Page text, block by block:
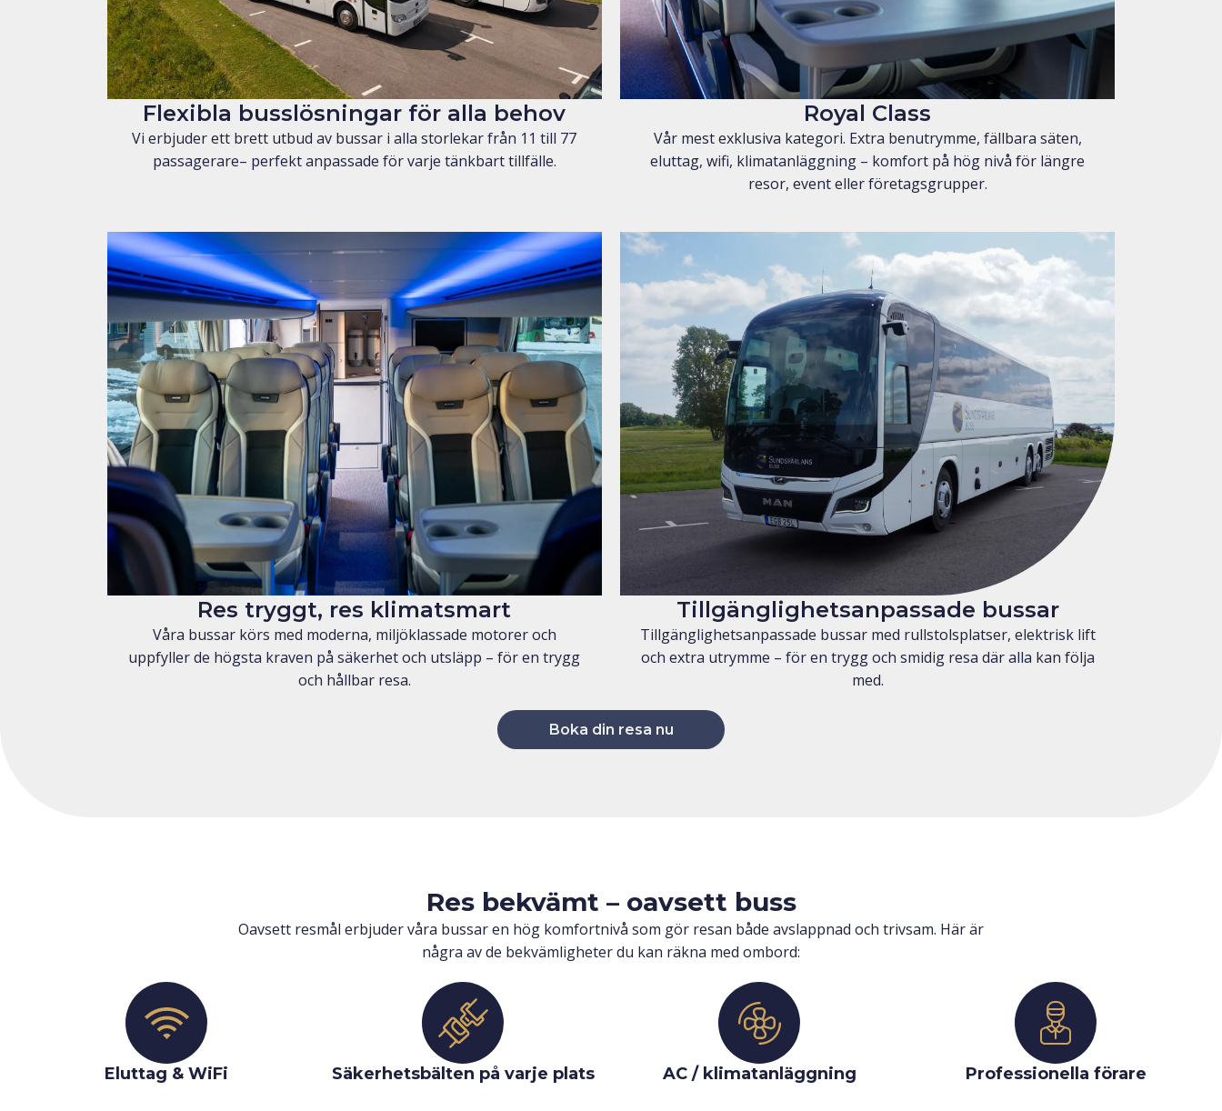
Flexibla busslösningar för alla behov
Vi erbjuder ett brett utbud av bussar i alla storlekar från 11 till 77
passagerare– perfekt anpassade för varje tänkbart tillfälle.
Royal Class
Vår mest exklusiva kategori. Extra benutrymme, fällbara säten,
eluttag, wifi, klimatanläggning – komfort på hög nivå för längre
resor, event eller företagsgrupper.
Res tryggt, res klimatsmart
Våra bussar körs med moderna, miljöklassade motorer och
uppfyller de högsta kraven på säkerhet och utsläpp – för en trygg
och hållbar resa.
Tillgänglighetsanpassade bussar
Tillgänglighetsanpassade bussar med rullstolsplatser, elektrisk lift
och extra utrymme – för en trygg och smidig resa där alla kan följa
med.
Boka din resa nu
Res bekvämt – oavsett buss
Oavsett resmål erbjuder våra bussar en hög komfortnivå som gör resan både avslappnad och trivsam. Här är
några av de bekvämligheter du kan räkna med ombord:
Eluttag & WiFi Säkerhetsbälten på varje plats AC / klimatanläggning Professionella förare